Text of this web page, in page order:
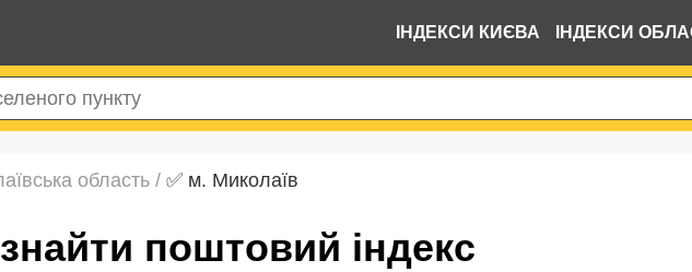
ІНДЕКСИ КИЄВА ІНДЕКСИ
область / ✅ м. Миколаїв
знайти поштовий індекс